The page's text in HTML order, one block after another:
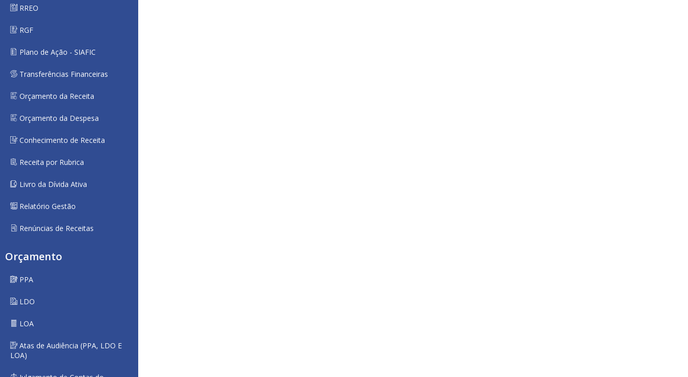
RREO
RGF
Plano de Ação - SIAFIC
Transferências Financeiras
Orçamento da Receita
Orçamento da Despesa
Conhecimento de Receita
Receita por Rubrica
Livro da Dívida Ativa
Relatório Gestão
Renúncias de Receitas
Orçamento
PPA
LDO
LOA
Atas de Audiência (PPA, LDO E
LOA)